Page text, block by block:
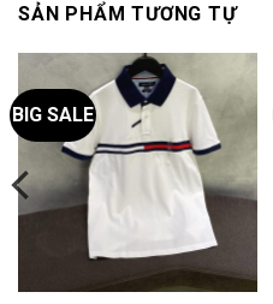
SẢN PHẨM TƯƠNG TỰ
BIG SALE